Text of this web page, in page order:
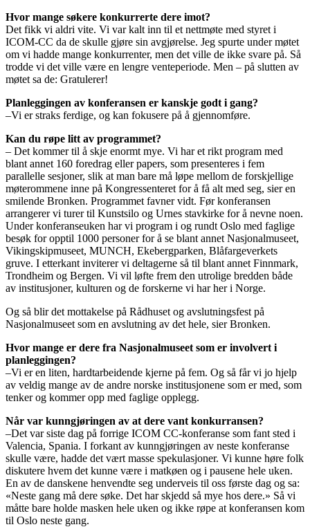
Hvor mange søkere konkurrerte dere imot?
Det fikk vi aldri vite. Vi var kalt inn til et nettmøte med styret i
ICOM-CC da de skulle gjøre sin avgjørelse. Jeg spurte under møtet
om vi hadde mange konkurrenter, men det ville de ikke svare på. Så
trodde vi det ville være en lengre venteperiode. Men – på slutten av
møtet sa de: Gratulerer!
Planleggingen av konferansen er kanskje godt i gang?
–Vi er straks ferdige, og kan fokusere på å gjennomføre.
Kan du røpe litt av programmet?
– Det kommer til å skje enormt mye. Vi har et rikt program med
blant annet 160 foredrag eller papers, som presenteres i fem
parallelle sesjoner, slik at man bare må løpe mellom de forskjellige
møterommene inne på Kongressenteret for å få alt med seg, sier en
smilende Bronken. Programmet favner vidt. Før konferansen
arrangerer vi turer til Kunstsilo og Urnes stavkirke for å nevne noen.
Under konferanseuken har vi program i og rundt Oslo med faglige
besøk for opptil 1000 personer for å se blant annet Nasjonalmuseet,
Vikingskipmuseet, MUNCH, Ekebergparken, Blåfargeverkets
gruve. I etterkant inviterer vi deltagerne så til blant annet Finnmark,
Trondheim og Bergen. Vi vil løfte frem den utrolige bredden både
av institusjoner, kulturen og de forskerne vi har her i Norge.
Og så blir det mottakelse på Rådhuset og avslutningsfest på
Nasjonalmuseet som en avslutning av det hele, sier Bronken.
Hvor mange er dere fra Nasjonalmuseet som er involvert i
planleggingen?
–Vi er en liten, hardtarbeidende kjerne på fem. Og så får vi jo hjelp
av veldig mange av de andre norske institusjonene som er med, som
tenker og kommer opp med faglige opplegg.
Når var kunngjøringen av at dere vant konkurransen?
–Det var siste dag på forrige ICOM CC-konferanse som fant sted i
Valencia, Spania. I forkant av kunngjøringen av neste konferanse
skulle være, hadde det vært masse spekulasjoner. Vi kunne høre folk
diskutere hvem det kunne være i matkøen og i pausene hele uken.
En av de danskene henvendte seg underveis til oss første dag og sa:
«Neste gang må dere søke. Det har skjedd så mye hos dere.» Så vi
måtte bare holde masken hele uken og ikke røpe at konferansen kom
til Oslo neste gang.